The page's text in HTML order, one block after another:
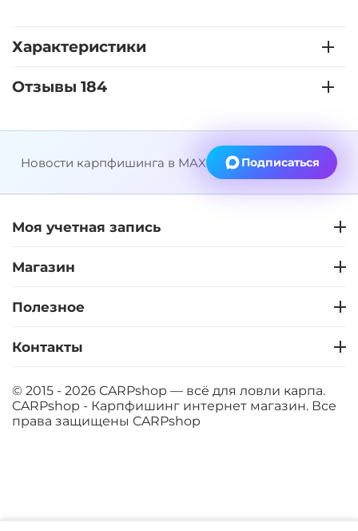
‍899‍
Диаметр:
24 мм
Вкус:
Клубника
Вкус:
Мандарин
Характеристики
Отзывы 184
Новости карпфишинга в MAX Подписаться
Моя учетная запись
Магазин
Полезное
Контакты
© 2015 - 2026 CARPshop — всё для ловли карпа.
CARPshop - Карпфишинг интернет магазин. Все
права защищены CARPshop